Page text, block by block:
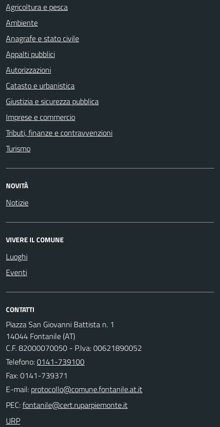
Agricoltura e pesca
Ambiente
Anagrafe e stato civile
Appalti pubblici
Autorizzazioni
Catasto e urbanistica
Giustizia e sicurezza pubblica
Imprese e commercio
Tributi, finanze e contravvenzioni
Turismo
NOVITÀ
Notizie
VIVERE IL COMUNE
Luoghi
Eventi
CONTATTI
Piazza San Giovanni Battista n. 1
14044 Fontanile (AT)
C.F. 82000070050 - P.Iva: 00621890052
Telefono:0141-739100
Fax: 0141-739371
E-mail:
PEC:
URP